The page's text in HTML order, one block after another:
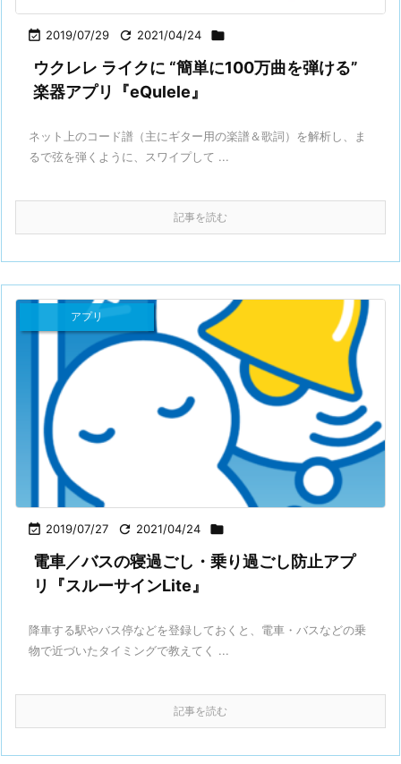
 2019/07/29  2021/04/24 
ウクレレ ライクに “簡単に100万曲を弾ける”
楽器アプリ『eQulele』
ネット上のコード譜（主にギター用の楽譜＆歌詞）を解析し、ま
るで弦を弾くように、スワイプして ...
記事を読む
 2019/07/27  2021/04/24 
アプリ
電車／バスの寝過ごし・乗り過ごし防止アプ
リ『スルーサインLite』
降車する駅やバス停などを登録しておくと、電車・バスなどの乗
物で近づいたタイミングで教えてく ...
記事を読む